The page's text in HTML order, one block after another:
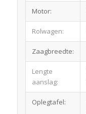
Motor:
Rolwagen:
Zaagbreedte:
Lengte
aanslag:
Oplegtafel: